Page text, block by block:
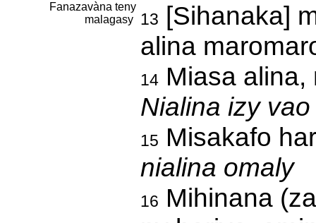
Fanazavàna teny
malagasy
13 [Sihanaka]
alina
14Miasa alina,
Nialina izy
15 Misakafo
nialina omaly
16 Mihinana